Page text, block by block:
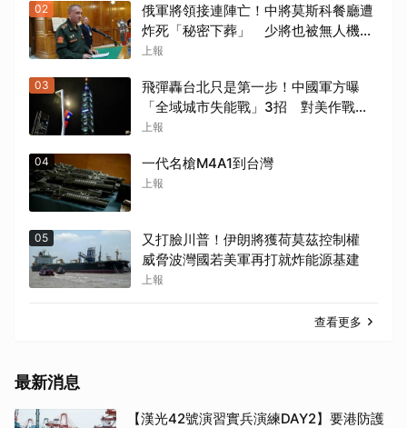
02
俄軍將領接連陣亡！中將莫斯科餐廳遭
炸死「秘密下葬」 少將也被無人機擊
殺
上報
03
飛彈轟台北只是第一步！中國軍方曝
「全域城市失能戰」3招 對美作戰也
適用
上報
04 一代名槍M4A1到台灣
上報
05
又打臉川普！伊朗將獲荷莫茲控制權
威脅波灣國若美軍再打就炸能源基建
上報
查看更多
最新消息
【漢光42號演習實兵演練DAY2】要港防護